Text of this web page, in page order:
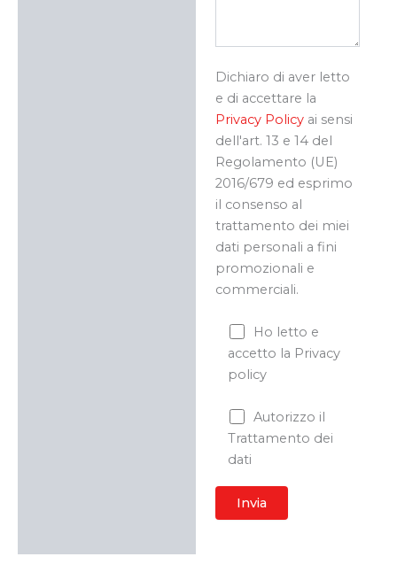
Dichiaro di aver letto
e di accettare la
Privacy Policyai sensi
dell'art. 13 e 14 del
Regolamento (UE)
2016/679 ed esprimo
il consenso al
trattamento dei miei
dati personali a fini
promozionali e
commerciali.
Ho letto e
accetto la Privacy
policy
Autorizzo il
Trattamento dei
dati